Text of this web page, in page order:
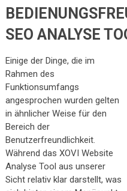
SEO ANALYSE
Einige der Dinge, die im
Rahmen des
Funktionsumfangs
angesprochen wurden gelten
in ähnlicher Weise für den
Bereich der
Benutzerfreundlichkeit.
Während das XOVI Website
Analyse Tool aus unserer
Sicht relativ klar darstellt, was